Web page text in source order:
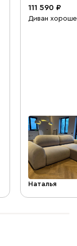
111 590
Диван
Наталья